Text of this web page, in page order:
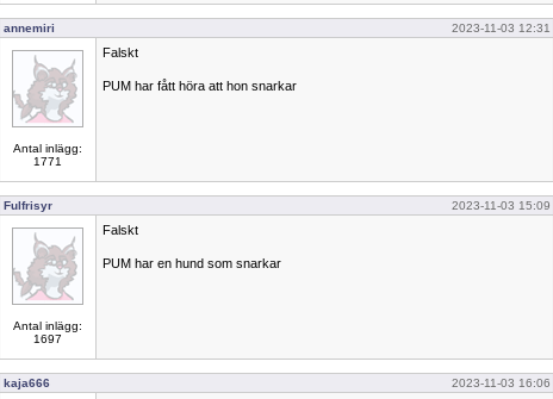
annemiri 2023-11-03 12:31
Antal inlägg:
1771
Falskt
PUM har fått höra att hon snarkar
Fulfrisyr 2023-11-03 15:09
Antal inlägg:
1697
Falskt
PUM har en hund som snarkar
kaja666 2023-11-03 16:06